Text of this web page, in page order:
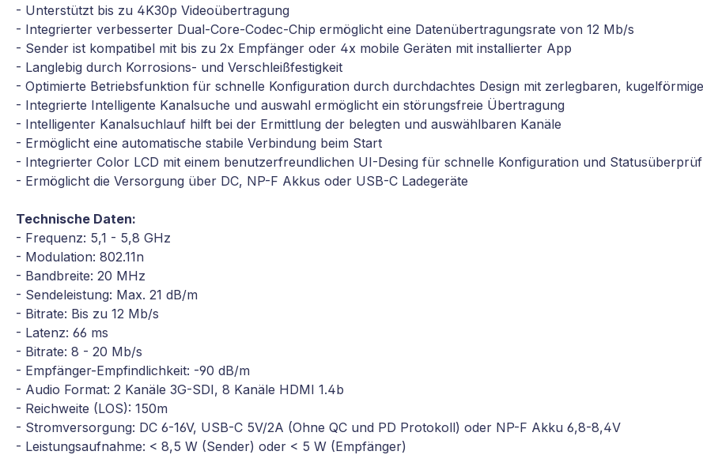
- Unterstützt bis zu 4K30p Videoübertragung
- Integrierter verbesserter Dual-Core-Codec-Chip ermöglicht eine Datenübertragungsrate von 12 Mb/s
- Sender ist kompatibel mit bis zu 2x Empfänger oder 4x mobile Geräten mit installierter App
- Langlebig durch Korrosions- und Verschleißfestigkeit
- Optimierte Betriebsfunktion für schnelle Konfiguration durch durchdachtes Design mit zerlegbaren,
- Integrierte Intelligente Kanalsuche und auswahl ermöglicht ein störungsfreie Übertragung
- Intelligenter Kanalsuchlauf hilft bei der Ermittlung der belegten und auswählbaren Kanäle
- Ermöglicht eine automatische stabile Verbindung beim Start
- Integrierter Color LCD mit einem benutzerfreundlichen UI-Desing für schnelle Konfiguration und
- Ermöglicht die Versorgung über DC, NP-F Akkus oder USB-C Ladegeräte
Technische Daten:
- Frequenz: 5,1 - 5,8 GHz
- Modulation: 802.11n
- Bandbreite: 20 MHz
- Sendeleistung: Max. 21 dB/m
- Bitrate: Bis zu 12 Mb/s
- Latenz: 66 ms
- Bitrate: 8 - 20 Mb/s
- Empfänger-Empfindlichkeit: -90 dB/m
- Audio Format: 2 Kanäle 3G-SDI, 8 Kanäle HDMI 1.4b
- Reichweite (LOS): 150m
- Stromversorgung: DC 6-16V, USB-C 5V/2A (Ohne QC und PD Protokoll) oder NP-F Akku 6,8-8,4V
- Leistungsaufnahme: < 8,5 W (Sender) oder < 5 W (Empfänger)